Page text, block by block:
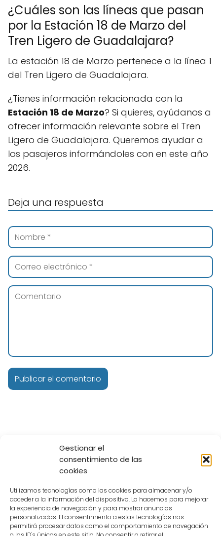
Gestionar el
consentimiento de las
cookies
Utilizamos tecnologías como las cookies para almacenar y/o
acceder a la información del dispositivo. Lo hacemos para mejorar
la experiencia de navegación y para mostrar anuncios
personalizados. El consentimiento a estas tecnologías nos
permitirá procesar datos como el comportamiento de navegación
¿Cuáles son las líneas que pasan
por la Estación 18 de Marzo del
Tren Ligero de Guadalajara?
La estación 18 de Marzo pertenece a la línea 1
del Tren Ligero de Guadalajara.
¿Tienes información relacionada con la
Estación 18 de Marzo? Si quieres, ayúdanos a
ofrecer información relevante sobre el Tren
Ligero de Guadalajara. Queremos ayudar a
los pasajeros informándoles con en este año
2026.
Deja una respuesta
Tren Ligero Guadalajara Línea 1 Estación 18 de Marzo
Política de Privacidad Política de Cookies
Contacto